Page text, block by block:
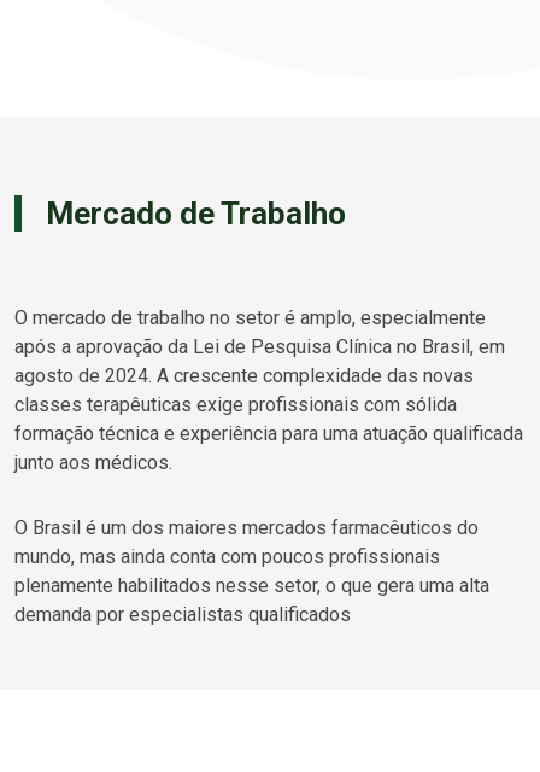
Mercado de Trabalho
O mercado de trabalho no setor é amplo, especialmente
após a aprovação da Lei de Pesquisa Clínica no Brasil, em
agosto de 2024. A crescente complexidade das novas
classes terapêuticas exige profissionais com sólida
formação técnica e experiência para uma atuação qualificada
junto aos médicos.
O Brasil é um dos maiores mercados farmacêuticos do
mundo, mas ainda conta com poucos profissionais
plenamente habilitados nesse setor, o que gera uma alta
demanda por especialistas qualificados